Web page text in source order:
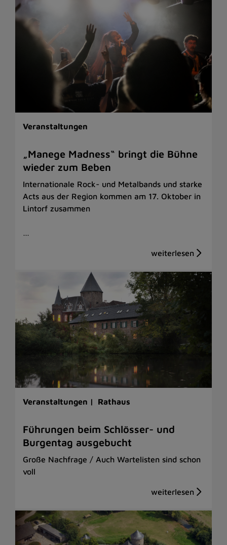
Veranstaltungen
„Manege Madness“ bringt die Bühne
wieder zum Beben
Internationale Rock- und Metalbands und starke
Acts aus der Region kommen am 17. Oktober in
Lintorf zusammen
…
Veranstaltungen | Rathaus
Führungen beim Schlösser- und
Burgentag ausgebucht
Große Nachfrage / Auch Wartelisten sind schon
voll